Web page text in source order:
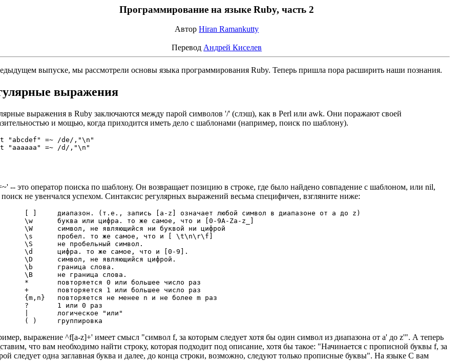
Программирование на языке Ruby, часть 2
АвторHiran Ramankutty
Перевод Андрей Киселев
выпуске, мы рассмотрели основы языка программирования Ruby. Теперь пришла пора расширить наши познания.
выражения
выражения в Ruby заключаются между парой символов '/' (слэш), как в Perl или awk. Они поражают своей
и мощью, когда приходится иметь дело с шаблонами (например, поиск по шаблону).
"abcdef" =~ /de/,"\n"
"aaaaaa" =~ /d/,"\n"
-- это оператор поиска по шаблону. Он возвращает позицию в строке, где было найдено совпадение с шаблоном, или nil,
поиск не увенчался успехом. Синтаксис регулярных выражений весьма специфичен, взгляните ниже:
[ ]     диапазон. (т.е., запись [a-z] означает любой символ в диапазоне от a до z)
\w      буква или цифра. то же самое, что и [0-9A-Za-z_]
\W      символ, не являющийся ни буквой ни цифрой
\s      пробел. то же самое, что и [ \t\n\r\f]
\S      не пробельный символ.
\d      цифра. то же самое, что и [0-9].
\D      символ, не являющийся цифрой.
\b      граница слова.
\B      не граница слова.
*       повторяется 0 или большее число раз
+       повторяется 1 или большее число раз
{m,n}   повторяется не менее n и не более m раз
?       1 или 0 раз
|       логическое "или"
выражение ^f[a-z]+' имеет смысл "символ f, за которым следует хотя бы один символ из диапазона от a' до z'". А теперь
что вам необходимо найти строку, которая подходит под описание, хотя бы такое: "Начинается с прописной буквы f, за
следует одна заглавная буква и далее, до конца строки, возможно, следуют только прописные буквы". На языке C вам